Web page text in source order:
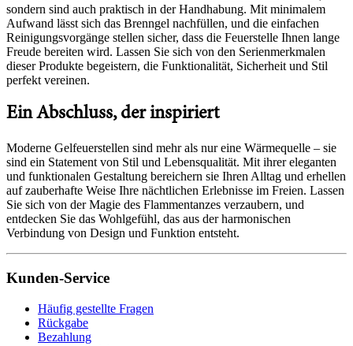
sondern sind auch praktisch in der Handhabung. Mit minimalem
Aufwand lässt sich das Brenngel nachfüllen, und die einfachen
Reinigungsvorgänge stellen sicher, dass die Feuerstelle Ihnen lange
Freude bereiten wird. Lassen Sie sich von den Serienmerkmalen
dieser Produkte begeistern, die Funktionalität, Sicherheit und Stil
perfekt vereinen.
Ein Abschluss, der inspiriert
Moderne Gelfeuerstellen sind mehr als nur eine Wärmequelle – sie
sind ein Statement von Stil und Lebensqualität. Mit ihrer eleganten
und funktionalen Gestaltung bereichern sie Ihren Alltag und erhellen
auf zauberhafte Weise Ihre nächtlichen Erlebnisse im Freien. Lassen
Sie sich von der Magie des Flammentanzes verzaubern, und
entdecken Sie das Wohlgefühl, das aus der harmonischen
Verbindung von Design und Funktion entsteht.
Kunden-Service
Häufig gestellte Fragen
Rückgabe
Bezahlung